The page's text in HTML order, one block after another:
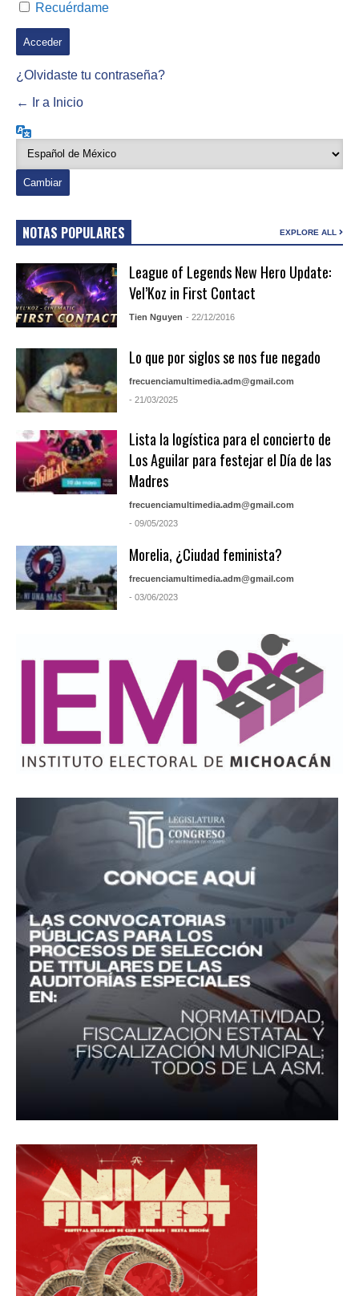
Recuérdame
¿Olvidaste tu contraseña?
← Ir a Inicio
NOTAS POPULARES EXPLORE ALL
League of Legends New Hero Update:
Vel’Koz in First Contact
Tien Nguyen - 22/12/2016
Lo que por siglos se nos fue negado
frecuenciamultimedia.adm@gmail.com
- 21/03/2025
Lista la logística para el concierto de
Los Aguilar para festejar el Día de las
Madres
frecuenciamultimedia.adm@gmail.com
- 09/05/2023
Morelia, ¿Ciudad feminista?
frecuenciamultimedia.adm@gmail.com
- 03/06/2023